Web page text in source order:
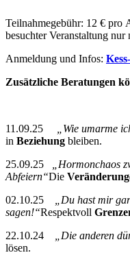
Teilnahmegebühr: 12 € pro
besuchter Veranstaltung
Anmeldung und Infos:
Zusätzliche Beratungen
11.09.25 „Wie umarme
in Beziehung bleiben.
25.09.25
„Hormonchaos
Abfeiern“Die
02.10.25
„Du hast mir
sagen!“Respektvoll
22.10.24
„Die anderen
lösen.